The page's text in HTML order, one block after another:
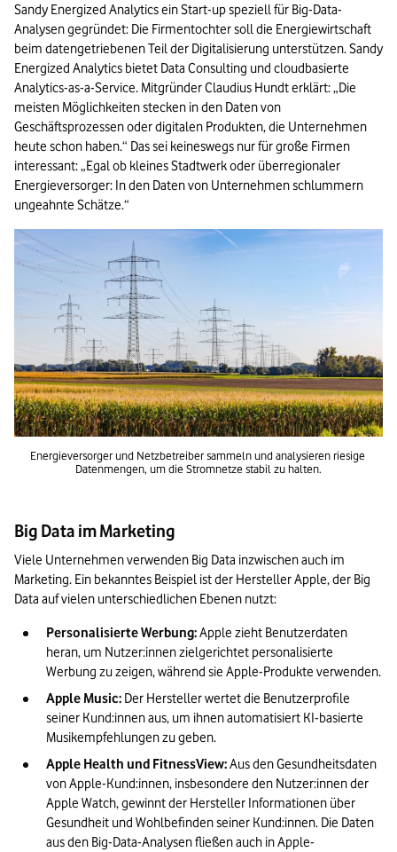
Sandy Energized Analytics ein Start-up speziell für Big-Data-
Analysen gegründet: Die Firmentochter soll die Energiewirtschaft
beim datengetriebenen Teil der Digitalisierung unterstützen. Sandy
Energized Analytics bietet Data Consulting und cloudbasierte
Analytics-as-a-Service. Mitgründer Claudius Hundt erklärt: „Die
meisten Möglichkeiten stecken in den Daten von
Geschäftsprozessen oder digitalen Produkten, die Unternehmen
heute schon haben.“ Das sei keineswegs nur für große Firmen
interessant: „Egal ob kleines Stadtwerk oder überregionaler
Energieversorger: In den Daten von Unternehmen schlummern
ungeahnte Schätze.“
Energieversorger und Netzbetreiber sammeln und analysieren riesige
Datenmengen, um die Stromnetze stabil zu halten.
Big Data im Marketing
Viele Unternehmen verwenden Big Data inzwischen auch im
Marketing. Ein bekanntes Beispiel ist der Hersteller Apple, der Big
Data auf vielen unterschiedlichen Ebenen nutzt:
Personalisierte Werbung: Apple zieht Benutzerdaten
heran, um Nutzer:innen zielgerichtet personalisierte
Werbung zu zeigen, während sie Apple-Produkte verwenden.
Apple Music: Der Hersteller wertet die Benutzerprofile
seiner Kund:innen aus, um ihnen automatisiert KI-basierte
Musikempfehlungen zu geben.
Apple Health und FitnessView: Aus den Gesundheitsdaten
von Apple-Kund:innen, insbesondere den Nutzer:innen der
Apple Watch, gewinnt der Hersteller Informationen über
Gesundheit und Wohlbefinden seiner Kund:innen. Die Daten
aus den Big-Data-Analysen fließen auch in Apple-